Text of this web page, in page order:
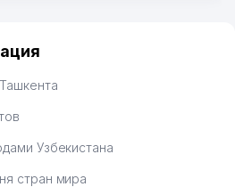
Узбекистана
стран мира